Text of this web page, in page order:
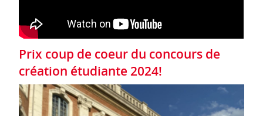
Prix coup de coeur du concours de
création étudiante 2024!